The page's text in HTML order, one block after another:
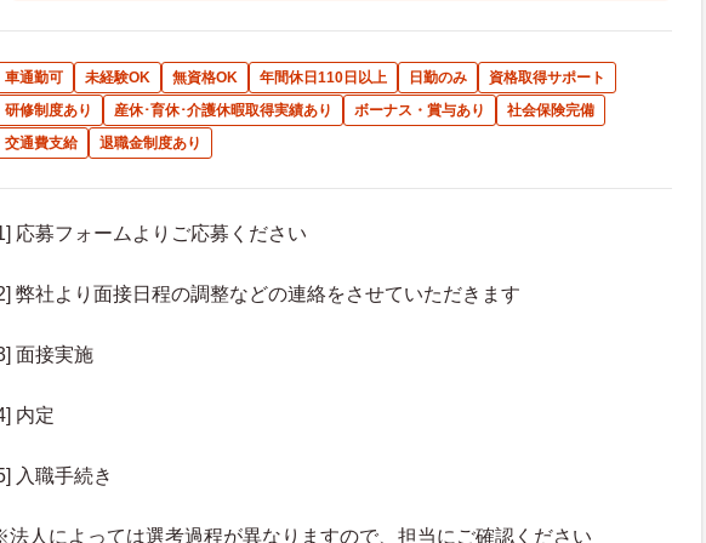
車通勤可 未経験OK 無資格OK 年間休日110日以上 日勤のみ
資格取得サポート
研修制度あり
産休･育休･介護休暇取得実績あり ボーナス・賞与あり
社会保険完備
交通費支給
退職金制度あり
応募フォームよりご応募ください
弊社より面接日程の調整などの連絡をさせていただきます
面接実施
内定
入職手続き
法人によっては選考過程が異なりますので、担当にご確認ください